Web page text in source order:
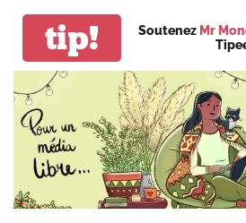
tip! Soutenez Mr